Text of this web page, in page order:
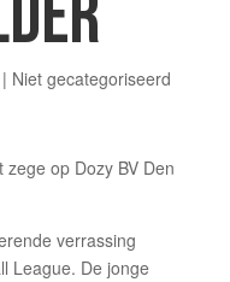
| Niet gecategoriseerd
verrassing
League. De jonge